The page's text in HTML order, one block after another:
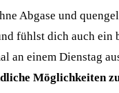
Abgase und
fühlst dich auch
an einem Dienstag
Möglichkeiten